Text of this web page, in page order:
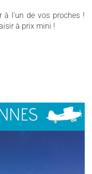
à l'un de vos proches !
à prix mini !